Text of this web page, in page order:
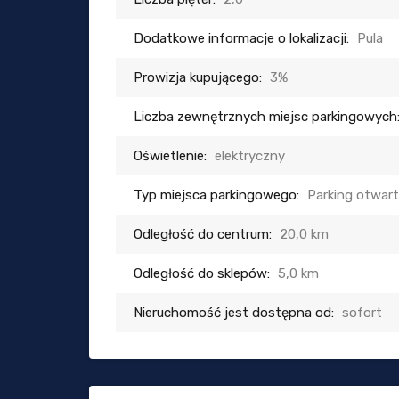
Dodatkowe informacje o lokalizacji: Pula
Prowizja kupującego: 3%
Liczba zewnętrznych miejsc parkingowych:
Oświetlenie: elektryczny
Typ miejsca parkingowego: Parking
Odległość do centrum: 20,0 km
Odległość do sklepów: 5,0 km
Nieruchomość jest dostępna od: sofort